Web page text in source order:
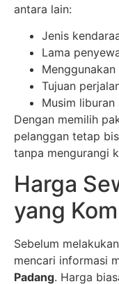
antara lain:
Jenis
Lama
Tujuan
Musim liburan
Dengan memilih
pelanggan tetap
tanpa mengurangi
Harga
yang
Sebelum
mencari informasi
Padang. Harga